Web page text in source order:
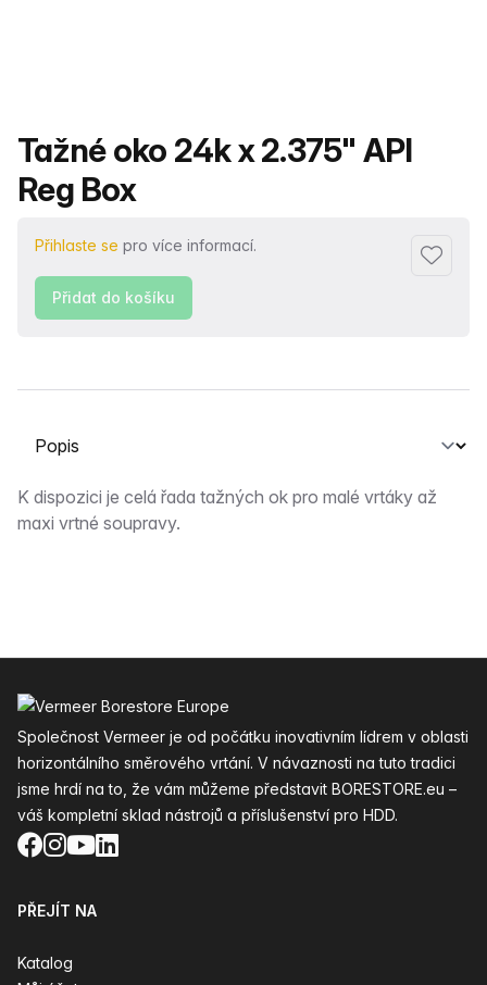
Název produktu
Tažné oko 24k x 2.375" API
Reg Box
Přihlaste se pro více informací.
Přidat
Přidat do košíku
Vyberte kartu
Popis
K dispozici je celá řada tažných ok pro malé vrtáky až
maxi vrtné soupravy.
Společnost Vermeer je od počátku inovativním lídrem v oblasti
horizontálního směrového vrtání. V návaznosti na tuto tradici
jsme hrdí na to, že vám můžeme představit BORESTORE.eu –
váš kompletní sklad nástrojů a příslušenství pro HDD.
Facebook
Instagram
YouTube
LinkedIn
PŘEJÍT NA
Katalog